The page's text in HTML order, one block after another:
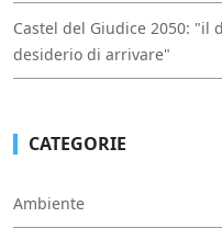
Castel del Giudice 2050:
desiderio di arrivare"
CATEGORIE
Ambiente